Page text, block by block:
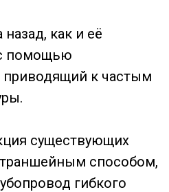
как и её
помощью
к частым
существующих
способом,
гибкого